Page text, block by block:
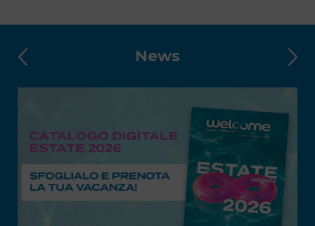
News
INTELLIGENZA ARTIFICIALE O AGENZIA
INTELLIGENTE?